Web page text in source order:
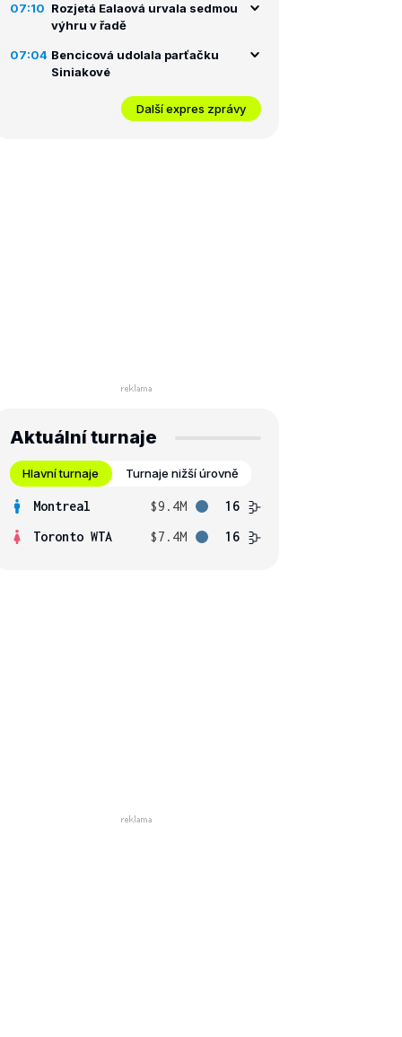
07:10 Rozjetá Ealaová urvala sedmou
výhru v řadě
07:04 Bencicová udolala parťačku
Siniakové
Další expres zprávy
Aktuální turnaje
Hlavní turnaje Turnaje nižší úrovně
Montreal $9.4M
16
Toronto WTA
$7.4M 16